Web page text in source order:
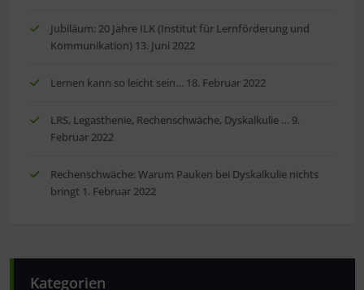
Jubiläum: 20 Jahre ILK (Institut für Lernförderung und
Kommunikation) 13. Juni 2022
Lernen kann so leicht sein… 18. Februar 2022
LRS, Legasthenie, Rechenschwäche, Dyskalkulie … 9.
Februar 2022
Rechenschwäche: Warum Pauken bei Dyskalkulie nichts
bringt 1. Februar 2022
Kategorien